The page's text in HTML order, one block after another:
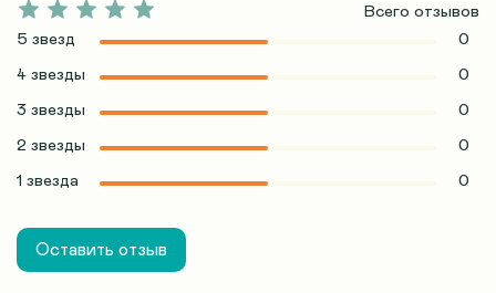
Всего отзывов
5 звезд
0
4 звезды 0
3 звезды 0
2 звезды 0
1 звезда 0
Оставить отзыв